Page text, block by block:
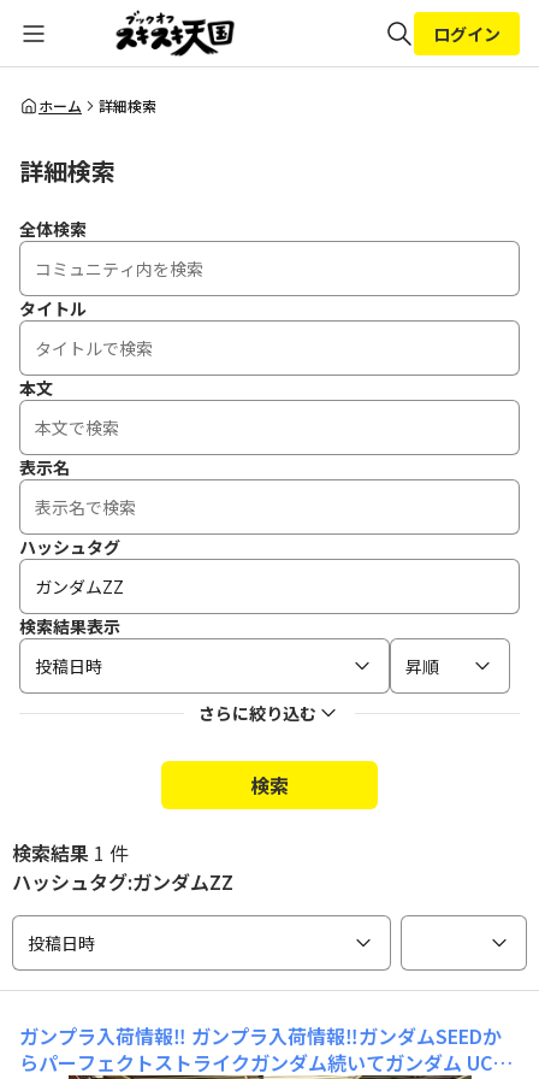
全体検索
ログイン
ホーム 詳細検索
詳細検索
全体検索
タイトル
本文
表示名
ハッシュタグ
検索結果表示
投稿日時
昇順
さらに絞り込む
検索
検索結果 1 件
ハッシュタグ:ガンダムZZ
投稿日時
ガンプラ入荷情報‼️ ガンプラ入荷情報‼️ガンダムSEEDか
らパーフェクトストライクガンダム続いてガンダム UCか